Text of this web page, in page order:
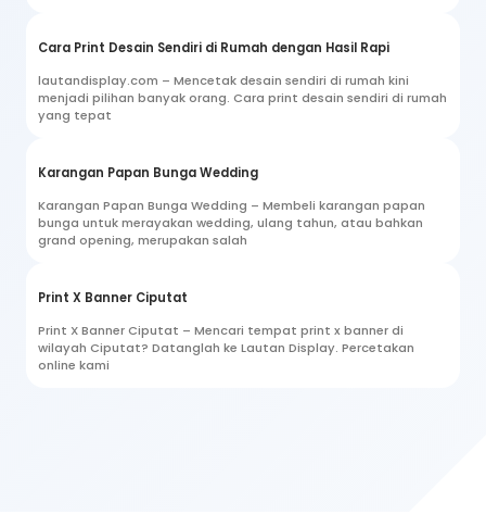
Cara Print Desain Sendiri di Rumah dengan Hasil Rapi
lautandisplay.com – Mencetak desain sendiri di rumah kini
menjadi pilihan banyak orang. Cara print desain sendiri di rumah
yang tepat
Karangan Papan Bunga Wedding
Karangan Papan Bunga Wedding – Membeli karangan papan
bunga untuk merayakan wedding, ulang tahun, atau bahkan
grand opening, merupakan salah
Print X Banner Ciputat
Print X Banner Ciputat – Mencari tempat print x banner di
wilayah Ciputat? Datanglah ke Lautan Display. Percetakan
online kami